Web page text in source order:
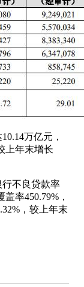
万亿元，
上年末增长
不良贷款率
率450.79%，
，较上年末